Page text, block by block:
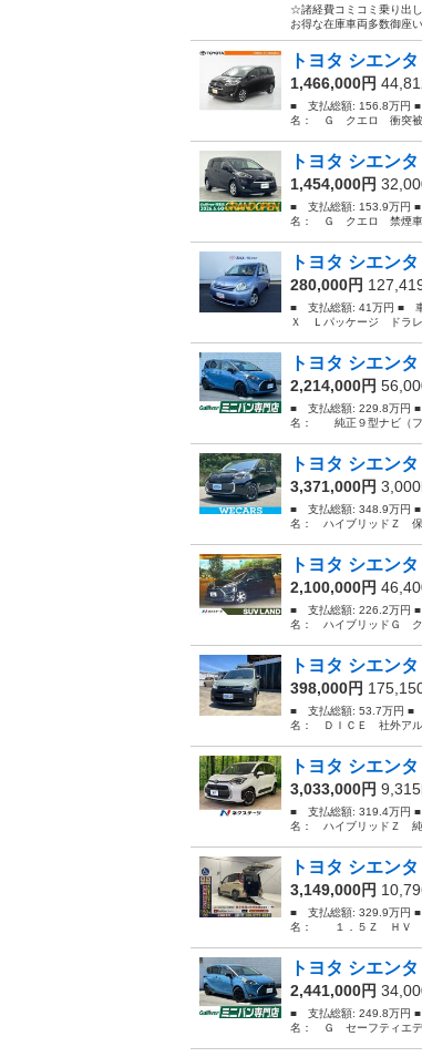
☆諸経費コミコミ乗り出
お得な在庫車両多数御座
トヨタ シエン
1,466,000円
■ 支払総額: 156.8万円
名： Ｇ クエロ 衝突被
トヨタ シエン
1,454,000円
■ 支払総額: 153.9万円
名： Ｇ クエロ 禁煙車／
トヨタ シエ
280,000円
■ 支払総額: 41万円 ■
Ｘ Ｌパッケージ ドラ
トヨタ シエン
2,214,000円
■ 支払総額: 229.8万円
名： 純正９型ナビ（フ
トヨタ シエン
3,371,000円
■ 支払総額: 348.9万円
名： ハイブリッドＺ 保
トヨタ シエン
2,100,000円
■ 支払総額: 226.2万円
名： ハイブリッドＧ
トヨタ シエン
398,000円
■ 支払総額: 53.7万円
名： ＤＩＣＥ 社外ア
トヨタ シエン
3,033,000円
■ 支払総額: 319.4万円
名： ハイブリッドＺ
トヨタ シエン
3,149,000円
■ 支払総額: 329.9万円
名： １．５Ｚ ＨＶ 福
トヨタ シエン
2,441,000円
■ 支払総額: 249.8万円
名： Ｇ セーフティエデ